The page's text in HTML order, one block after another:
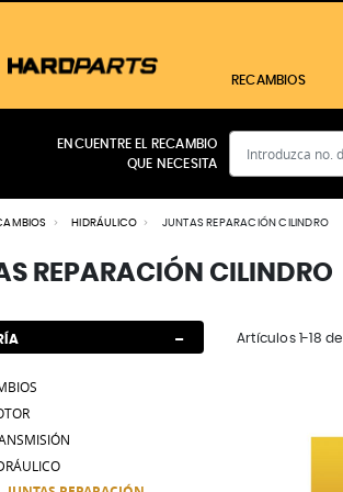
RECAMBIOS
CABINA
FILTROS
ENCUENTRE EL RECAMBIO
QUE NECESITA
HIDRÁULICO JUNTAS REPARACIÓN CILINDRO
REPARACIÓN CILINDRO
Artículos1-18 de